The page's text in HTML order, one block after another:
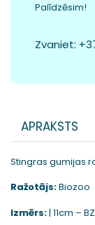
Palīdzēsim!
Zvaniet:
APRAKSTS
Stingras gumijas
Ražotājs:Biozoo
Izmērs:| 11cm –